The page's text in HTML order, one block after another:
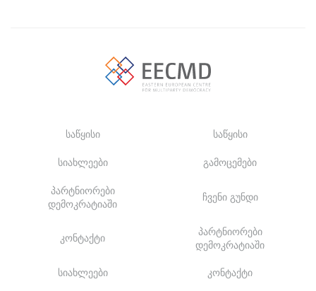
საწყისი საწყისი
სიახლეები გამოცემები
პარტნიორები
დემოკრატიაში
ჩვენი გუნდი
კონტაქტი
პარტნიორები
დემოკრატიაში
სიახლეები კონტაქტი